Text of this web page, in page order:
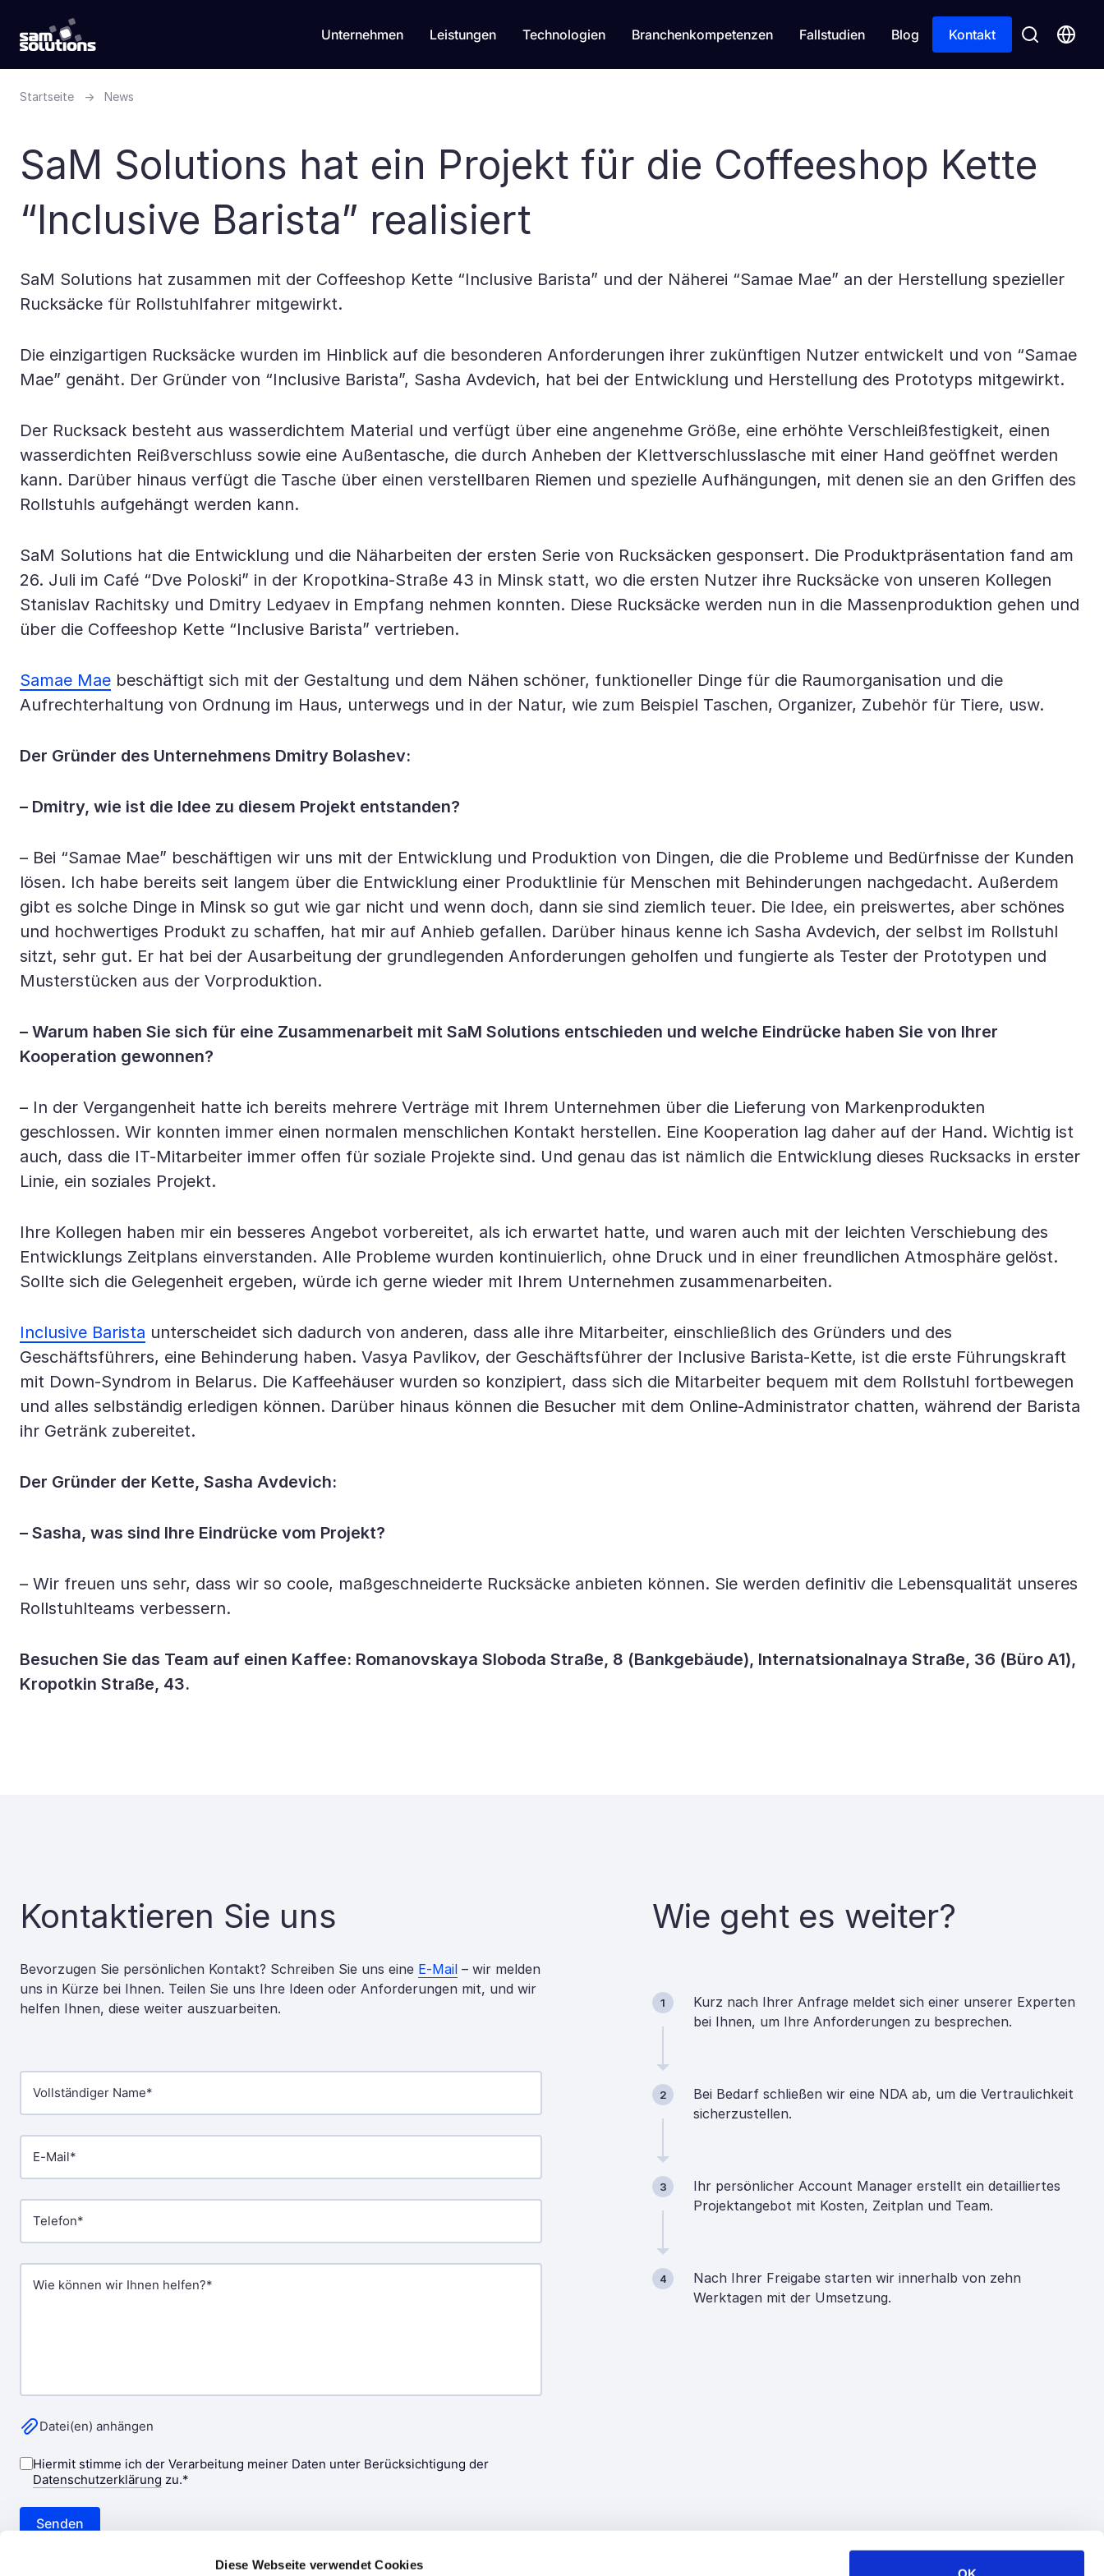
Diese Webseite verwendet Cookies
Unternehmen Leistungen Technologien Branchenkompetenzen Fallstudien Blog Kontakt
Startseite → News
SaM Solutions hat ein Projekt für die Coffeeshop Kette
“Inclusive Barista” realisiert
SaM Solutions hat zusammen mit der Coffeeshop Kette “Inclusive Barista” und der Näherei “Samae Mae” an der Herstellung spezieller
Rucksäcke für Rollstuhlfahrer mitgewirkt.
Die einzigartigen Rucksäcke wurden im Hinblick auf die besonderen Anforderungen ihrer zukünftigen Nutzer entwickelt und von “Samae
Mae” genäht. Der Gründer von “Inclusive Barista”, Sasha Avdevich, hat bei der Entwicklung und Herstellung des Prototyps mitgewirkt.
Der Rucksack besteht aus wasserdichtem Material und verfügt über eine angenehme Größe, eine erhöhte Verschleißfestigkeit, einen
wasserdichten Reißverschluss sowie eine Außentasche, die durch Anheben der Klettverschlusslasche mit einer Hand geöffnet werden
kann. Darüber hinaus verfügt die Tasche über einen verstellbaren Riemen und spezielle Aufhängungen, mit denen sie an den Griffen des
Rollstuhls aufgehängt werden kann.
SaM Solutions hat die Entwicklung und die Näharbeiten der ersten Serie von Rucksäcken gesponsert. Die Produktpräsentation fand am
26. Juli im Café “Dve Poloski” in der Kropotkina-Straße 43 in Minsk statt, wo die ersten Nutzer ihre Rucksäcke von unseren Kollegen
Stanislav Rachitsky und Dmitry Ledyaev in Empfang nehmen konnten. Diese Rucksäcke werden nun in die Massenproduktion gehen und
über die Coffeeshop Kette “Inclusive Barista” vertrieben.
Samae Mae beschäftigt sich mit der Gestaltung und dem Nähen schöner, funktioneller Dinge für die Raumorganisation und die
Aufrechterhaltung von Ordnung im Haus, unterwegs und in der Natur, wie zum Beispiel Taschen, Organizer, Zubehör für Tiere, usw.
Der Gründer des Unternehmens Dmitry Bolashev:
– Dmitry, wie ist die Idee zu diesem Projekt entstanden?
– Bei “Samae Mae” beschäftigen wir uns mit der Entwicklung und Produktion von Dingen, die die Probleme und Bedürfnisse der Kunden
lösen. Ich habe bereits seit langem über die Entwicklung einer Produktlinie für Menschen mit Behinderungen nachgedacht. Außerdem
gibt es solche Dinge in Minsk so gut wie gar nicht und wenn doch, dann sie sind ziemlich teuer. Die Idee, ein preiswertes, aber schönes
und hochwertiges Produkt zu schaffen, hat mir auf Anhieb gefallen. Darüber hinaus kenne ich Sasha Avdevich, der selbst im Rollstuhl
sitzt, sehr gut. Er hat bei der Ausarbeitung der grundlegenden Anforderungen geholfen und fungierte als Tester der Prototypen und
Musterstücken aus der Vorproduktion.
– Warum haben Sie sich für eine Zusammenarbeit mit SaM Solutions entschieden und welche Eindrücke haben Sie von Ihrer
Kooperation gewonnen?
– In der Vergangenheit hatte ich bereits mehrere Verträge mit Ihrem Unternehmen über die Lieferung von Markenprodukten
geschlossen. Wir konnten immer einen normalen menschlichen Kontakt herstellen. Eine Kooperation lag daher auf der Hand. Wichtig ist
auch, dass die IT-Mitarbeiter immer offen für soziale Projekte sind. Und genau das ist nämlich die Entwicklung dieses Rucksacks in erster
Linie, ein soziales Projekt.
Ihre Kollegen haben mir ein besseres Angebot vorbereitet, als ich erwartet hatte, und waren auch mit der leichten Verschiebung des
Entwicklungs Zeitplans einverstanden. Alle Probleme wurden kontinuierlich, ohne Druck und in einer freundlichen Atmosphäre gelöst.
Sollte sich die Gelegenheit ergeben, würde ich gerne wieder mit Ihrem Unternehmen zusammenarbeiten.
Inclusive Barista unterscheidet sich dadurch von anderen, dass alle ihre Mitarbeiter, einschließlich des Gründers und des
Geschäftsführers, eine Behinderung haben. Vasya Pavlikov, der Geschäftsführer der Inclusive Barista-Kette, ist die erste Führungskraft
mit Down-Syndrom in Belarus. Die Kaffeehäuser wurden so konzipiert, dass sich die Mitarbeiter bequem mit dem Rollstuhl fortbewegen
und alles selbständig erledigen können. Darüber hinaus können die Besucher mit dem Online-Administrator chatten, während der Barista
ihr Getränk zubereitet.
Der Gründer der Kette, Sasha Avdevich:
– Sasha, was sind Ihre Eindrücke vom Projekt?
– Wir freuen uns sehr, dass wir so coole, maßgeschneiderte Rucksäcke anbieten können. Sie werden definitiv die Lebensqualität unseres
Rollstuhlteams verbessern.
Besuchen Sie das Team auf einen Kaffee: Romanovskaya Sloboda Straße, 8 (Bankgebäude), Internatsionalnaya Straße, 36 (Büro A1),
Kropotkin Straße, 43.
Kontaktieren Sie uns
Bevorzugen Sie persönlichen Kontakt? Schreiben Sie uns eine E-Mail – wir melden
uns in Kürze bei Ihnen. Teilen Sie uns Ihre Ideen oder Anforderungen mit, und wir
helfen Ihnen, diese weiter auszuarbeiten.
Wie geht es weiter?
1
Kurz nach Ihrer Anfrage meldet sich einer unserer Experten
bei Ihnen, um Ihre Anforderungen zu besprechen.
2
Bei Bedarf schließen wir eine NDA ab, um die Vertraulichkeit
sicherzustellen.
3
Ihr persönlicher Account Manager erstellt ein detailliertes
Projektangebot mit Kosten, Zeitplan und Team.
4
Nach Ihrer Freigabe starten wir innerhalb von zehn
Werktagen mit der Umsetzung.